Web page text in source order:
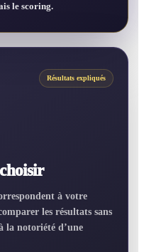
le scoring.
Résultats expliqués
à votre
les résultats sans
la notoriété d’une